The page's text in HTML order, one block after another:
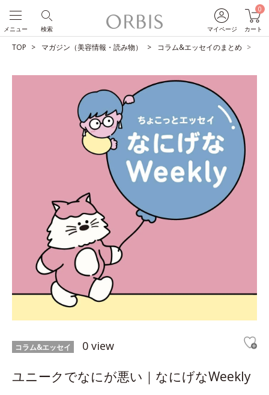
マイページ
0
カート
検索
メニュー
TOP マガジン（美容情報・読み物） コラム&エッセイのまとめ
コラム&エッセイ 0 view
ユニークでなにが悪い｜なにげなWeekly